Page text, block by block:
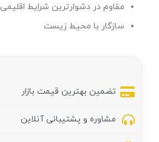
مقاوم در دشوارترین شرایط اقلیمی
سازگار با محیط زیست
تضمین بهترین قیمت بازار
مشاوره و پشتیبانی آنلاین